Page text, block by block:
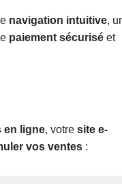
navigation intuitive,
paiement sécurisé et
en ligne, votre site e-
vos ventes :